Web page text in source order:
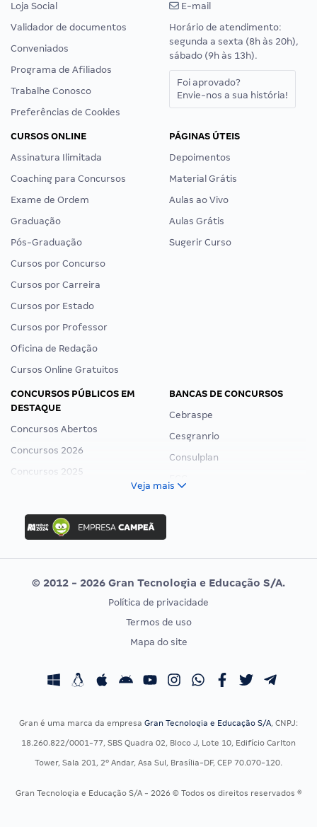
Loja Social
Validador de documentos
Conveniados
Programa de Afiliados
Trabalhe Conosco
Preferências de Cookies
E-mail
Horário de atendimento:
segunda a sexta (8h às 20h),
sábado (9h às 13h).
Foi aprovado?
Envie-nos a sua história!
CURSOS ONLINE
Assinatura Ilimitada
Coaching para Concursos
Exame de Ordem
Graduação
Pós-Graduação
Cursos por Concurso
Cursos por Carreira
Cursos por Estado
Cursos por Professor
Oficina de Redação
Cursos Online Gratuitos
PÁGINAS ÚTEIS
Depoimentos
Material Grátis
Aulas ao Vivo
Aulas Grátis
Sugerir Curso
CONCURSOS PÚBLICOS EM
DESTAQUE
Concursos Abertos
Concursos 2026
Concursos 2025
Concurso Ibama
Concurso MPU
Editais publicados
BANCAS DE CONCURSOS
Cebraspe
Cesgranrio
Consulplan
Vunesp
CONCURSOS POR PROFISSÃO
Concursos Fiscais
Concursos Saúde
Residência Multiprofissional
EXAME DE ORDEM
Calendário OAB
Veja mais
© 2012 - 2026 Gran Tecnologia e Educação S/A.
Política de privacidade
Termos de uso
Mapa do site
Gran é uma marca da empresa Gran Tecnologia e Educação S/A, CNPJ:
18.260.822/0001-77, SBS Quadra 02, Bloco J, Lote 10, Edifício Carlton
Tower, Sala 201, 2º Andar, Asa Sul, Brasília-DF, CEP 70.070-120.
Gran Tecnologia e Educação S/A - 2026 © Todos os direitos reservados ®